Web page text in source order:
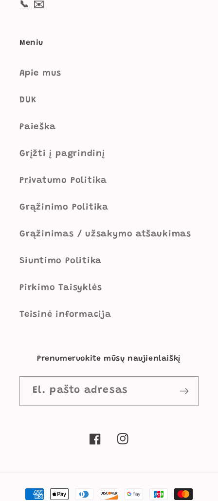
📞 ✉️
Meniu
Apie mus
DUK
Paieška
Grįžti į pagrindinį
Privatumo Politika
Grąžinimo Politika
Grąžinimas / užsakymo atšaukimas
Siuntimo Politika
Pirkimo Taisyklės
Teisinė informacija
Prenumeruokite mūsų naujienlaiškį
El. pašto adresas
„Facebook“„Instagram“
Mokėjimo